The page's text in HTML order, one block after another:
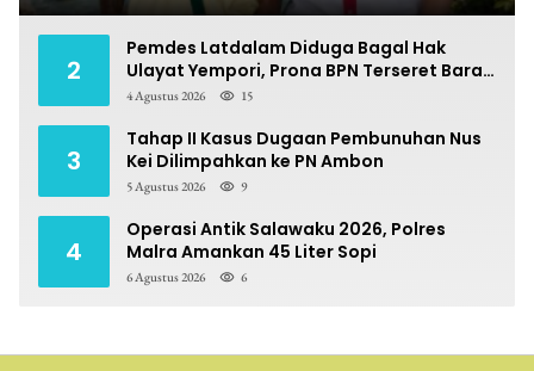
2
Pemdes Latdalam Diduga Bagal Hak
Ulayat Yempori, Prona BPN Terseret Bara
Sengketa
4 Agustus 2026 15
3
Tahap II Kasus Dugaan Pembunuhan Nus
Kei Dilimpahkan ke PN Ambon
5 Agustus 2026 9
4
Operasi Antik Salawaku 2026, Polres
Malra Amankan 45 Liter Sopi
6 Agustus 2026 6